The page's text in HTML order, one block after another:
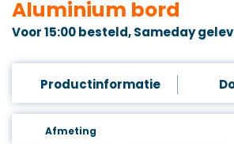
Aluminium bord
Voor 15:00 besteld, Sameday
Productinformatie
Afmeting